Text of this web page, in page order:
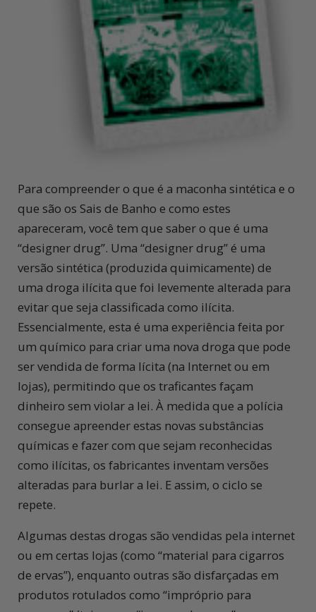
Para compreender o que é a maconha sintética e o
que são os Sais de Banho e como estes
apareceram, você tem que saber o que é uma
“designer drug”. Uma “designer drug” é uma
versão sintética (produzida quimicamente) de
uma droga ilícita que foi levemente alterada para
evitar que seja classificada como ilícita.
Essencialmente, esta é uma experiência feita por
um químico para criar uma nova droga que pode
ser vendida de forma lícita (na Internet ou em
lojas), permitindo que os traficantes façam
dinheiro sem violar a lei. À medida que a polícia
consegue apreender estas novas substâncias
químicas e fazer com que sejam reconhecidas
como ilícitas, os fabricantes inventam versões
alteradas para burlar a lei. E assim, o ciclo se
repete.
Algumas destas drogas são vendidas pela internet
ou em certas lojas (como “material para cigarros
de ervas”), enquanto outras são disfarçadas em
produtos rotulados como “impróprio para